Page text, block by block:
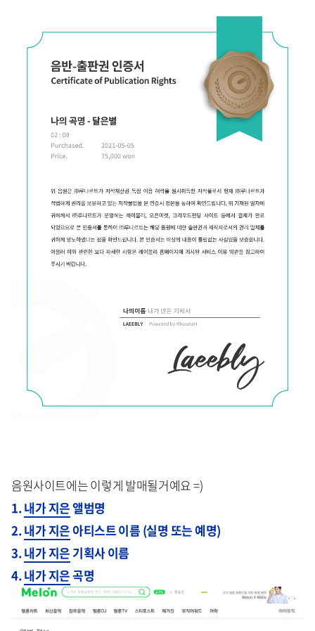
음원사이트에는 이렇게 발매될거예요 =)
1.내가 지은앨범명
2.내가 지은아티스트 이름 (실명 또는 예명)
3.내가 지은 기획사 이름
4.내가 지은곡명